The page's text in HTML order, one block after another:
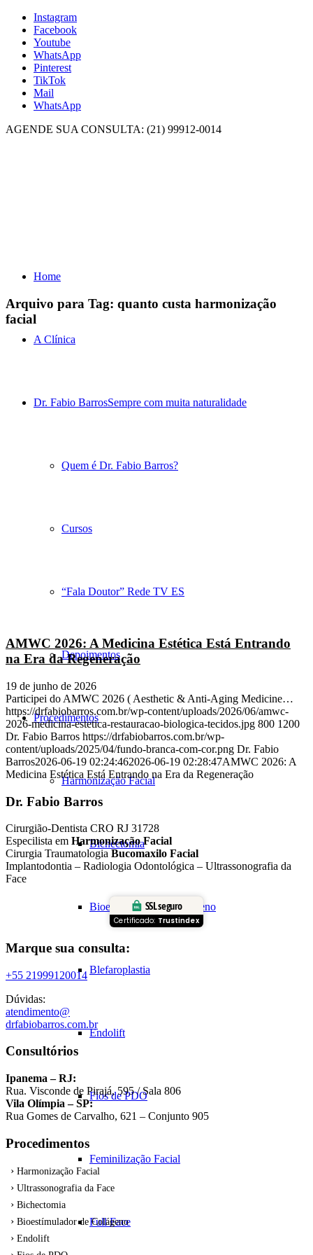
Instagram
Facebook
Youtube
WhatsApp
Pinterest
TikTok
Mail
WhatsApp
AGENDE SUA CONSULTA: (21) 99912-0014
Home
A Clínica
Dr. Fabio BarrosSempre com muita naturalidade
Quem é Dr. Fabio Barros?
Cursos
“Fala Doutor” Rede TV ES
Depoimentos
Procedimentos
Harmonização Facial
Bichectomia
Bioestimulação de Colágeno
Blefaroplastia
Endolift
Fios de PDO
Feminilização Facial
Full Face
Arquivo para Tag: quanto custa harmonização
facial
AMWC 2026: A Medicina Estética Está Entrando
na Era da Regeneração
19 de junho de 2026
Participei do AMWC 2026 ( Aesthetic & Anti-Aging Medicine…
https://drfabiobarros.com.br/wp-content/uploads/2026/06/amwc-
2026-medicina-estetica-restauracao-biologica-tecidos.jpg 800 1200
Dr. Fabio Barros https://drfabiobarros.com.br/wp-
content/uploads/2025/04/fundo-branca-com-cor.png Dr. Fabio
Barros2026-06-19 02:24:462026-06-19 02:28:47AMWC 2026: A
Medicina Estética Está Entrando na Era da Regeneração
Dr. Fabio Barros
Cirurgião-Dentista CRO RJ 31728
Especilista em Harmonização Facial
Cirurgia Traumatologia Bucomaxilo Facial
Implantodontia – Radiologia Odontológica – Ultrassonografia da
Face
SSL seguro
Certificado: Trustindex
Marque sua consulta:
+55 21999120014
Dúvidas:
atendimento@
drfabiobarros.com.br
Consultórios
Ipanema – RJ:
Rua. Visconde de Pirajá, 595 / Sala 806
Vila Olímpia – SP:
Rua Gomes de Carvalho, 621 – Conjunto 905
Procedimentos
Harmonização Facial
Ultrassonografia da Face
Bichectomia
Bioestímulador de Colágeno
Endolift